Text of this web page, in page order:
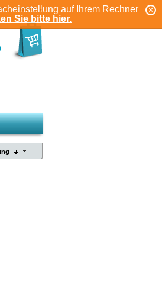
auf Ihrem Rechner
Sie bitte hier.
KONTO